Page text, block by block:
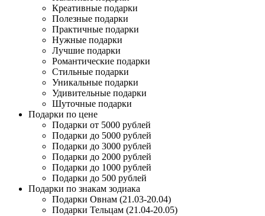
Креативные подарки
Полезные подарки
Практичные подарки
Нужные подарки
Лучшие подарки
Романтические подарки
Стильные подарки
Уникальные подарки
Удивительные подарки
Шуточные подарки
Подарки по цене
Подарки от 5000 рублей
Подарки до 5000 рублей
Подарки до 3000 рублей
Подарки до 2000 рублей
Подарки до 1000 рублей
Подарки до 500 рублей
Подарки по знакам зодиака
Подарки Овнам (21.03-20.04)
Подарки Тельцам (21.04-20.05)